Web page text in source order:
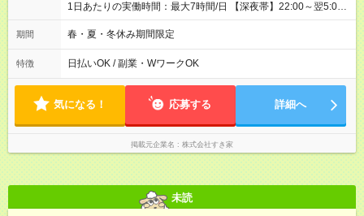
1日あたりの実働時間：最大7時間/日 【深夜帯】22:00～翌5:00
週2日～・1日2h～OK◎ ※22:00から翌5:00までは18歳以上の方
のみ勤務可能です（18歳未満の深夜業務禁止のため） ★深夜で
す。 必ず、2名以上での勤務を行いますので、安心して働けま
す。
期間 春・夏・冬休み期間限定
特徴 日払いOK / 副業・WワークOK
気になる！ 応募する 詳細へ
掲載元企業名 株式会社すき家
未読